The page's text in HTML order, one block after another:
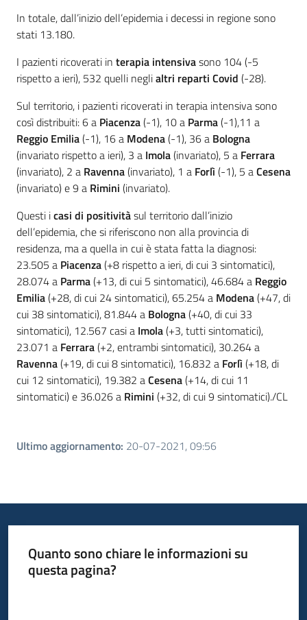
In totale, dall’inizio dell’epidemia i decessi in regione sono
stati 13.180.
I pazienti ricoverati in terapia intensivasono 104 (-5
rispetto a ieri), 532 quelli neglialtri reparti Covid (-28).
Sul territorio, i pazienti ricoverati in terapia intensiva sono
così distribuiti: 6 a Piacenza(-1), 10 a Parma(-1),11 a
Reggio Emilia(-1), 16 a Modena(-1), 36 a Bologna
(invariato rispetto a ieri), 3 a Imola(invariato), 5 a Ferrara
(invariato), 2 a Ravenna(invariato), 1 a Forlì(-1), 5 aCesena
(invariato) e 9 a Rimini (invariato).
Questi icasi di positivitàsul territorio dall’inizio
dell’epidemia, che si riferiscono non alla provincia di
residenza, ma a quella in cui è stata fatta la diagnosi:
23.505 a Piacenza(+8 rispetto a ieri, di cui 3 sintomatici),
28.074 a Parma(+13, di cui 5 sintomatici), 46.684 a Reggio
Emilia(+28, di cui 24 sintomatici), 65.254 a Modena(+47, di
cui 38 sintomatici), 81.844 a Bologna(+40, di cui 33
sintomatici), 12.567 casi a Imola(+3, tutti sintomatici),
23.071 a Ferrara(+2, entrambi sintomatici), 30.264 a
Ravenna(+19, di cui 8 sintomatici), 16.832 a Forlì(+18, di
cui 12 sintomatici), 19.382 aCesena(+14, di cui 11
sintomatici) e 36.026 a Rimini (+32, di cui 9 sintomatici)./CL
Ultimo aggiornamento: 20-07-2021, 09:56
Quanto sono chiare le informazioni su
questa pagina?